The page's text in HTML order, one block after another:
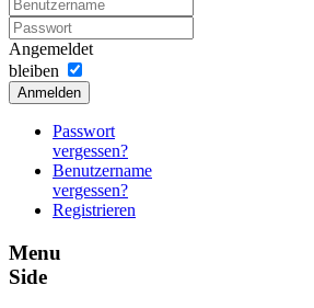
Angemeldet
bleiben
Anmelden
Passwort
vergessen?
Benutzername
vergessen?
Registrieren
Menu
Side